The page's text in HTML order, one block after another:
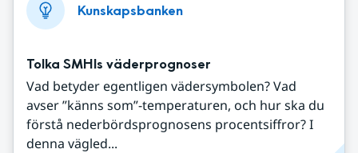
Kunskapsbanken
Tolka SMHIs väderprognoser
Vad betyder egentligen vädersymbolen? Vad
avser ”känns som”-temperaturen, och hur ska du
förstå nederbördsprognosens procentsiffror? I
denna vägled...